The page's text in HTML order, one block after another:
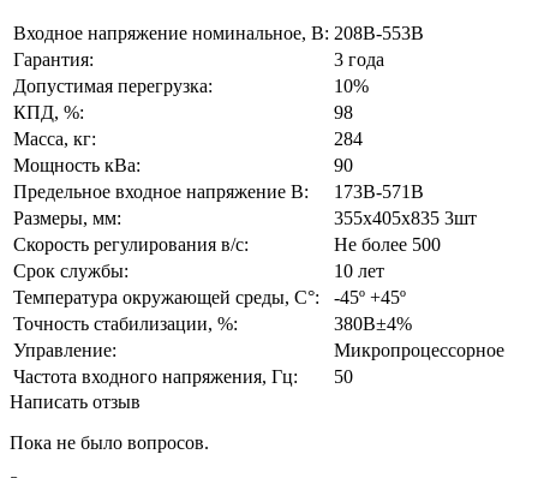
Входное напряжение номинальное, В: 208В-553В
Гарантия:
3 года
Допустимая перегрузка:
10%
КПД, %:
98
Масса, кг:
284
Мощность кВа:
90
Предельное входное напряжение В:
173В-571В
Размеры, мм:
355х405х835 3шт
Скорость регулирования в/с:
Не более 500
Срок службы:
10 лет
Температура окружающей среды, С°:
-45º +45º
Точность стабилизации, %:
380В±4%
Управление:
Микропроцессорное
Частота входного напряжения, Гц:
50
Написать отзыв
Пока не было вопросов.